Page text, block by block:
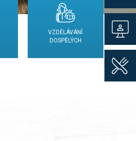
VZDĚLÁVÁNÍ
DOSPĚLÝCH